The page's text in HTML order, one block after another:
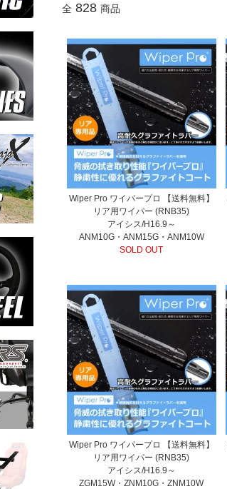
全 828 商品
Wiper Pro ワイパープロ 【送料無料】
リア用ワイパー (RNB35)
アイシス/H16.9～
ANM10G・ANM15G・ANM10W
SOLD OUT
Wiper Pro ワイパープロ 【送料無料】
リア用ワイパー (RNB35)
アイシス/H16.9～
ZGM15W・ZNM10G・ZNM10W